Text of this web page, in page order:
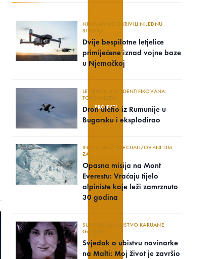
PROJEKTI
NISU JAVNO OKRIVILI NIJEDNU
STRANU..
Dvije bespilotne letjelice
primijećene iznad vojne baze
u Njemačkoj
LETJELICA NIJE IDENTIFIKOVANA
TOKOM LETA
Dron uletio iz Rumunije u
Bugarsku i eksplodirao
INDIJA TRAŽI SPECIJALIZOVANI TIM
ZA..
Opasna misija na Mont
Everestu: Vraćaju tijelo
alpiniste koje leži zamrznuto
30 godina
SUĐENJE ZA UBISTVO KARUANE
GALICIJE
Svjedok o ubistvu novinarke
na Malti: Moj život je završio